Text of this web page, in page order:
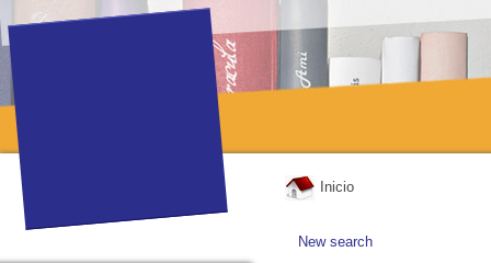
Inicio
New search